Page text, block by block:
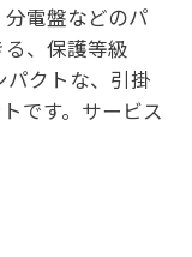
電盤などのパ
、保護等級
クトな、引掛
です。サービス